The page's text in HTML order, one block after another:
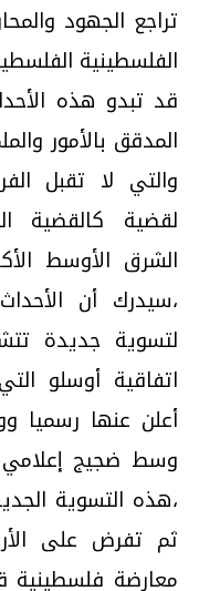
تراجع الجهود
الفلسطينية
قد تبدو هذه
المدقق بالأمور
والتي لا تقبل
لقضية كالقضية
الشرق الأوسط
،سيدرك أن
لتسوية جديدة
اتفاقية أوسلو
أعلن عنها رسميا
وسط ضجيج
،هذه التسوية
ثم تفرض على
معارضة فلسطينية